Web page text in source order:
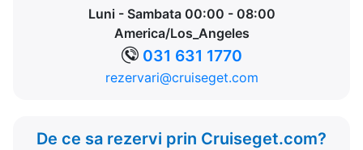
Luni - Sambata 00:00 - 08:00
America/Los_Angeles
031 631 1770
rezervari@cruiseget.com
De ce sa rezervi prin Cruiseget.com?